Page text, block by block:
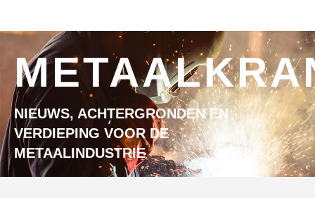
NIEUWS, ACHTERGRONDEN EN
VERDIEPING VOOR DE
METAALINDUSTRIE